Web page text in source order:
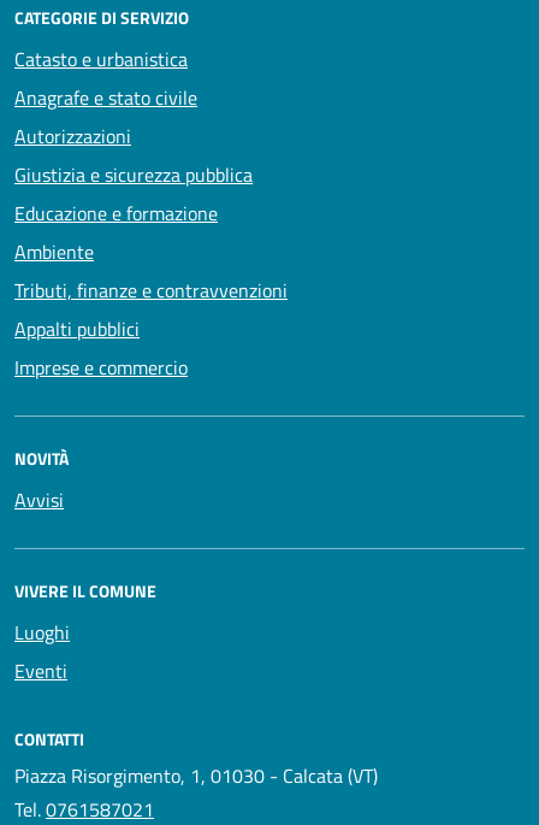
CATEGORIE DI SERVIZIO
Catasto e urbanistica
Anagrafe e stato civile
Autorizzazioni
Giustizia e sicurezza pubblica
Educazione e formazione
Ambiente
Tributi, finanze e contravvenzioni
Appalti pubblici
Imprese e commercio
NOVITÀ
Avvisi
VIVERE IL COMUNE
Luoghi
Eventi
CONTATTI
Piazza Risorgimento, 1, 01030 - Calcata (VT)
Tel.0761587021